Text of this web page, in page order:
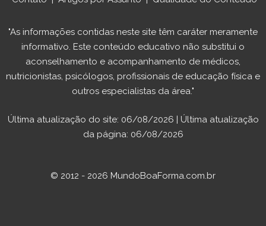
"As informações contidas neste site têm caráter meramente
informativo. Este conteúdo educativo não substitui o
aconselhamento e acompanhamento de médicos,
nutricionistas, psicólogos, profissionais de educação física e
outros especialistas da área."
Última atualização do site: 06/08/2026 | Última atualização
da página: 06/08/2026
© 2012 - 2026 MundoBoaForma.com.br